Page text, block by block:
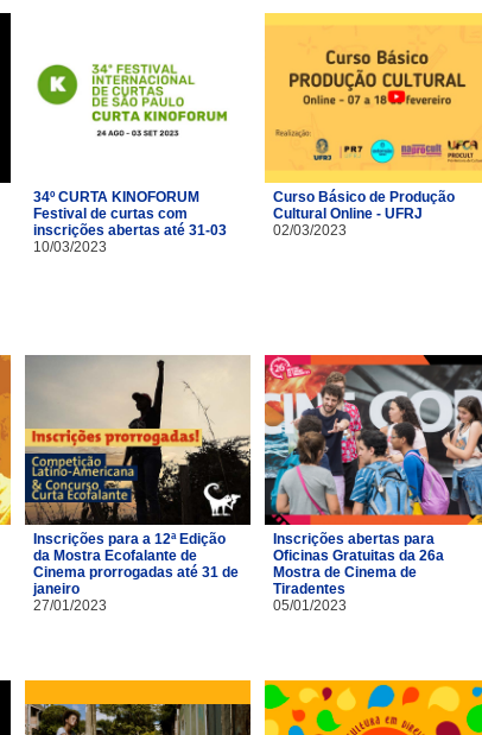
34º CURTA KINOFORUM
Festival de curtas com
inscrições abertas até 31-03
10/03/2023
Curso Básico de Produção
Cultural Online - UFRJ
02/03/2023
Inscrições para a 12ª Edição
da Mostra Ecofalante de
Cinema prorrogadas até 31 de
janeiro
27/01/2023
Inscrições abertas para
Oficinas Gratuitas da 26a
Mostra de Cinema de
Tiradentes
05/01/2023